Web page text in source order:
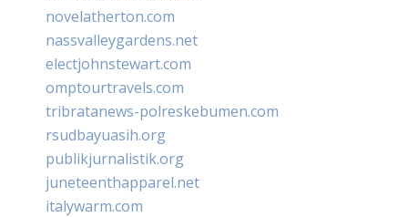
novelatherton.com
nassvalleygardens.net
electjohnstewart.com
omptourtravels.com
tribratanews-polreskebumen.com
rsudbayuasih.org
publikjurnalistik.org
juneteenthapparel.net
italywarm.com